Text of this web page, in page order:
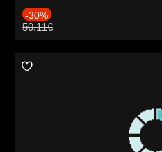
-30%
50.11€